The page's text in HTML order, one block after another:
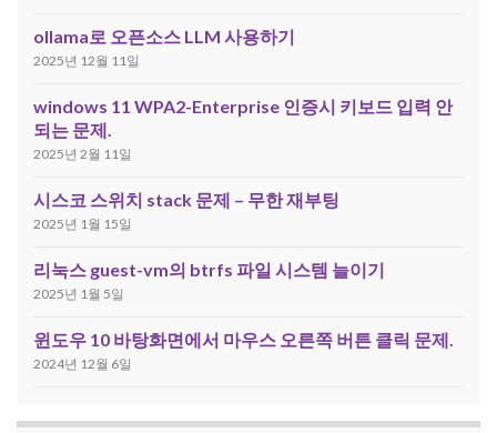
ollama로 오픈소스 LLM 사용하기
2025년 12월 11일
windows 11 WPA2-Enterprise 인증시 키보드 입력 안
되는 문제.
2025년 2월 11일
시스코 스위치 stack 문제 – 무한 재부팅
2025년 1월 15일
리눅스 guest-vm의 btrfs 파일 시스템 늘이기
2025년 1월 5일
윈도우 10 바탕화면에서 마우스 오른쪽 버튼 클릭 문제.
2024년 12월 6일